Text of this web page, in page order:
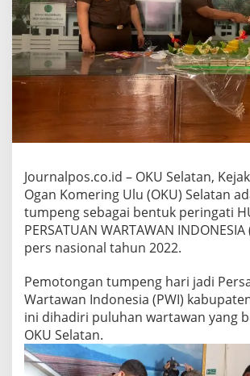
7
d
a
n
H
P
N
J
A
R
I
B
e
e
r
t
a
J
a
j
Journalpos.co.id – OKU Selatan,
Ogan Komering Ulu (OKU) Selatan
tumpeng sebagai bentuk peringati
PERSATUAN WARTAWAN
pers nasional tahun 2022.
Pemotongan tumpeng hari jadi
Wartawan Indonesia (PWI)
ini dihadiri puluhan wartawan yang
OKU Selatan.